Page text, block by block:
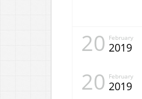
20 February
2019
20 February
2019